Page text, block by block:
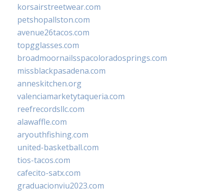
korsairstreetwear.com
petshopallston.com
avenue26tacos.com
topgglasses.com
broadmoornailsspacoloradosprings.com
missblackpasadena.com
anneskitchen.org
valenciamarketytaqueria.com
reefrecordsllc.com
alawaffle.com
aryouthfishing.com
united-basketball.com
tios-tacos.com
cafecito-satx.com
graduacionviu2023.com